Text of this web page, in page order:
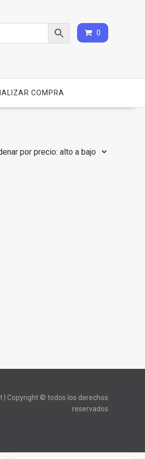
0
COMPRA
| Copyright © todos los derechos
reservados